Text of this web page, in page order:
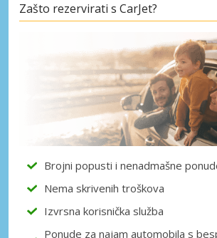
Zašto rezervirati s CarJet?
Brojni popusti i nenadmašne
Nema skrivenih troškova
Izvrsna korisnička služba
Ponude za najam automobila s